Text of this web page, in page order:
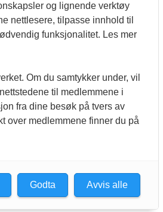
og lignende verktøy
nettlesere, tilpasse innhold til
funksjonalitet. Les mer
Om du samtykker under, vil
til medlemmene i
fra dine besøk på tvers av
over medlemmene finner du på
Avvis alle
Godta